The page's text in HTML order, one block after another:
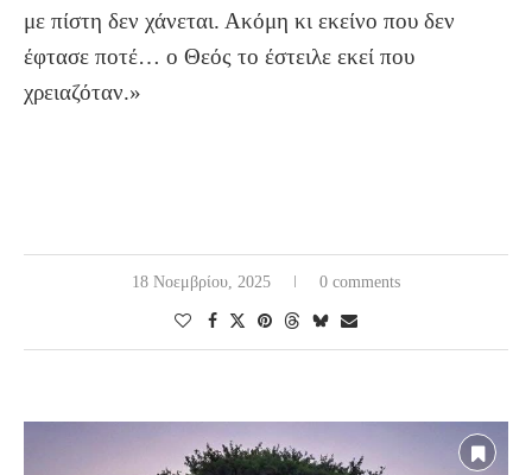
με πίστη δεν χάνεται. Ακόμη κι εκείνο που δεν
έφτασε ποτέ… ο Θεός το έστειλε εκεί που
χρειαζόταν.»
18 Νοεμβρίου, 2025 0 comments